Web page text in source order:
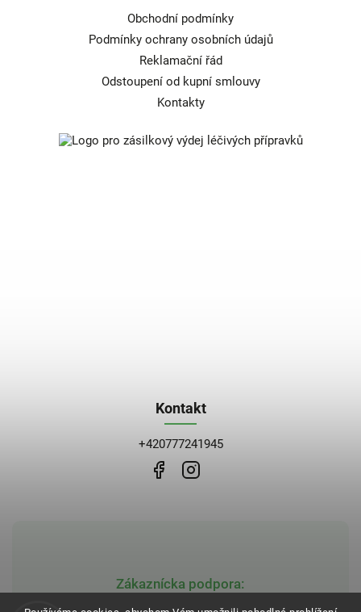
Zákaznícka podpora:
Obchodní podmínky
Podmínky ochrany osobních údajů
Reklamační řád
Odstoupení od kupní smlouvy
Kontakty
Kontakt
+420777241945